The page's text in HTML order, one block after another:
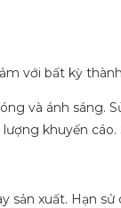
với bất kỳ
và ánh sáng.
khuyến
sản xuất. Hạn